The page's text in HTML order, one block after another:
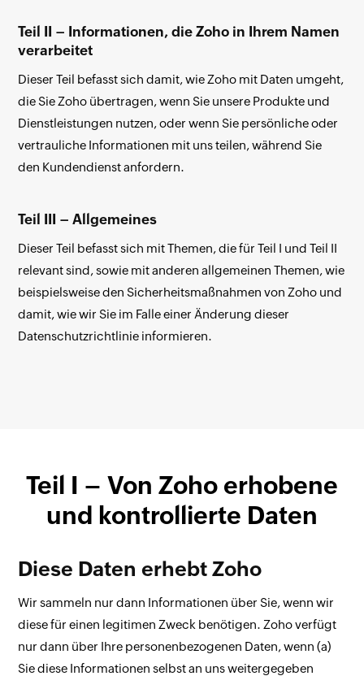
Teil II – Informationen, die Zoho in Ihrem Namen
verarbeitet
Dieser Teil befasst sich damit, wie Zoho mit Daten umgeht,
die Sie Zoho übertragen, wenn Sie unsere Produkte und
Dienstleistungen nutzen, oder wenn Sie persönliche oder
vertrauliche Informationen mit uns teilen, während Sie
den Kundendienst anfordern.
Teil III – Allgemeines
Dieser Teil befasst sich mit Themen, die für Teil I und Teil II
relevant sind, sowie mit anderen allgemeinen Themen, wie
beispielsweise den Sicherheitsmaßnahmen von Zoho und
damit, wie wir Sie im Falle einer Änderung dieser
Datenschutzrichtlinie informieren.
Teil I – Von Zoho erhobene
und kontrollierte Daten
Diese Daten erhebt Zoho
Wir sammeln nur dann Informationen über Sie, wenn wir
diese für einen legitimen Zweck benötigen. Zoho verfügt
nur dann über Ihre personenbezogenen Daten, wenn (a)
Sie diese Informationen selbst an uns weitergegeben